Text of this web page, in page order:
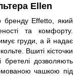
Ellen
бренду Effetto, який
та комфорту.
груди, а й надає
Вшиті кісточки
бретелі дозволяють
чашкою під